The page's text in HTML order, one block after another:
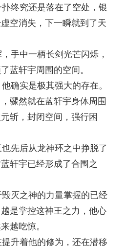
终究还是落在了空处，银
空消失，下一瞬就到了天
手中一柄长剑光芒闪烁，
蓝轩宇周围的空间。
确实是极其强大的存在。
骤然就在蓝轩宇身体周围
斩，封闭空间，强行困
先后从龙神环之中挣脱了
轩宇已经形成了合围之
灭之神的力量掌握的已经
是掌控这神王之力，他心
越吃惊。
升着他的修为，还在潜移